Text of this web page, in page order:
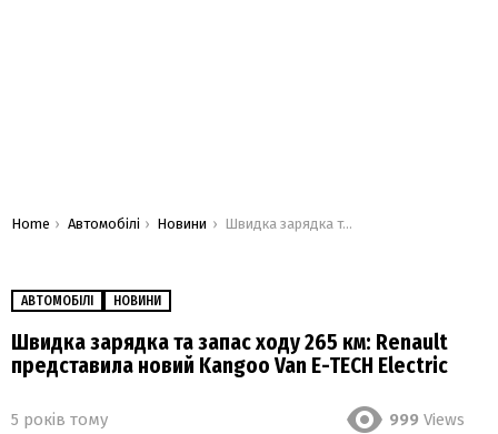
You are here:
Home Автомобілі Новини Швидка зарядка та запас ходу 265 км: Renault представила новий Kangoo Van E-TECH Electric
АВТОМОБІЛІ НОВИНИ
Швидка зарядка та запас ходу 265 км: Renault
представила новий Kangoo Van E-TECH Electric
5 років тому 999 Views